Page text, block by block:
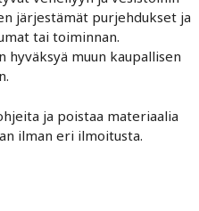
järjestämät purjehdukset ja
tai toiminnan.
hyväksyä muun kaupallisen
ja poistaa materiaalia
ilman eri ilmoitusta.